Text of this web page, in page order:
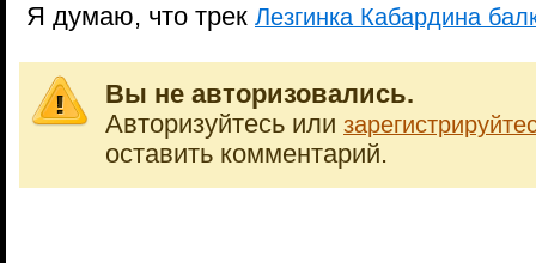
Я думаю, что трек Лезгинка Кабардина
Вы не авторизовались.
Авторизуйтесь или
оставить комментарий.